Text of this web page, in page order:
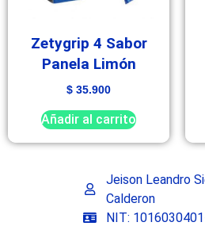
Zetygrip 4 Sabor
Panela Limón
$ 35.900
Añadir al carrito
Jeison Leandro
Calderon
NIT: